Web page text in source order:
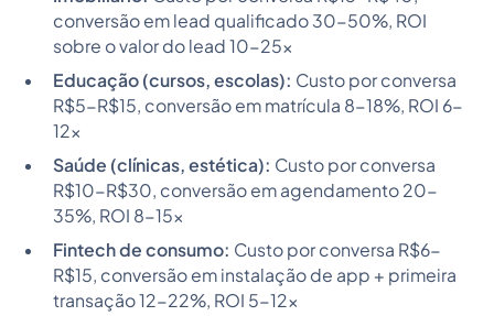
conversão em lead qualificado 30-50%, ROI
sobre o valor do lead 10-25x
Educação (cursos, escolas): Custo por conversa
R$5-R$15, conversão em matrícula 8-18%, ROI 6-
12x
Saúde (clínicas, estética): Custo por conversa
R$10-R$30, conversão em agendamento 20-
35%, ROI 8-15x
Fintech de consumo: Custo por conversa R$6-
R$15, conversão em instalação de app + primeira
transação 12-22%, ROI 5-12x